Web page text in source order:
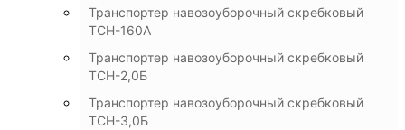
Транспортер навозоуборочный скребковый
ТСН-160А
Транспортер навозоуборочный скребковый
ТСН-2,0Б
Транспортер навозоуборочный скребковый
ТСН-3,0Б